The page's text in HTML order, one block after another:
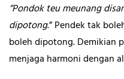
“Pondok teu meunang
dipotong.” Pendek tak
boleh dipotong. Demikian
menjaga harmoni dengan